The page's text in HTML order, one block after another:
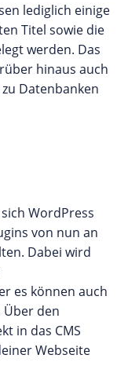
lediglich einige
Titel sowie die
werden. Das
hinaus auch
Datenbanken
WordPress
von nun an
Dabei wird
es können auch
Über den
in das CMS
Webseite